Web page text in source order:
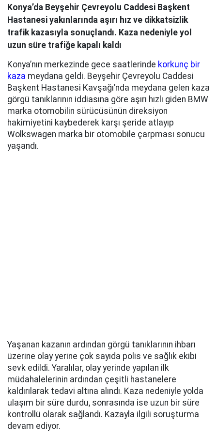
Konya’da Beyşehir Çevreyolu Caddesi Başkent
Hastanesi yakınlarında aşırı hız ve dikkatsizlik
trafik kazasıyla sonuçlandı. Kaza nedeniyle yol
uzun süre trafiğe kapalı kaldı
Konya’nın merkezinde gece saatlerinde korkunç bir
kaza meydana geldi. Beyşehir Çevreyolu Caddesi
Başkent Hastanesi Kavşağı’nda meydana gelen kaza
görgü tanıklarının iddiasına göre aşırı hızlı giden BMW
marka otomobilin sürücüsünün direksiyon
hakimiyetini kaybederek karşı şeride atlayıp
Wolkswagen marka bir otomobile çarpması sonucu
yaşandı.
Yaşanan kazanın ardından görgü tanıklarının ihbarı
üzerine olay yerine çok sayıda polis ve sağlık ekibi
sevk edildi. Yaralılar, olay yerinde yapılan ilk
müdahalelerinin ardından çeşitli hastanelere
kaldırılarak tedavi altına alındı. Kaza nedeniyle yolda
ulaşım bir süre durdu, sonrasında ise uzun bir süre
kontrollü olarak sağlandı. Kazayla ilgili soruşturma
devam ediyor.